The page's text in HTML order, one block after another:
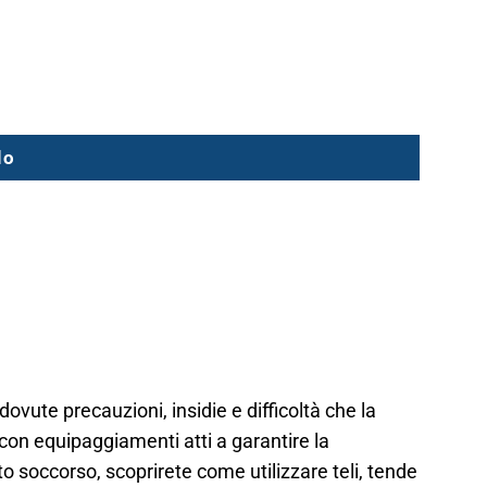
precauzioni, insidie e difficoltà che la
equipaggiamenti atti a garantire la
soccorso, scoprirete come utilizzare teli, tende